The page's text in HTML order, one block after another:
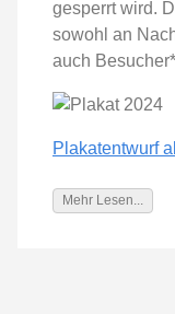
gesperrt wird.
sowohl an
auch
Plakatentwurf
Mehr Lesen...